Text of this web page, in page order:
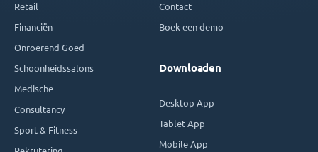
Retail
Financiën
Onroerend Goed
Schoonheidssalons
Medische
Consultancy
Sport & Fitness
Contact
Boek een demo
Downloaden
Desktop App
Tablet App
Mobile App